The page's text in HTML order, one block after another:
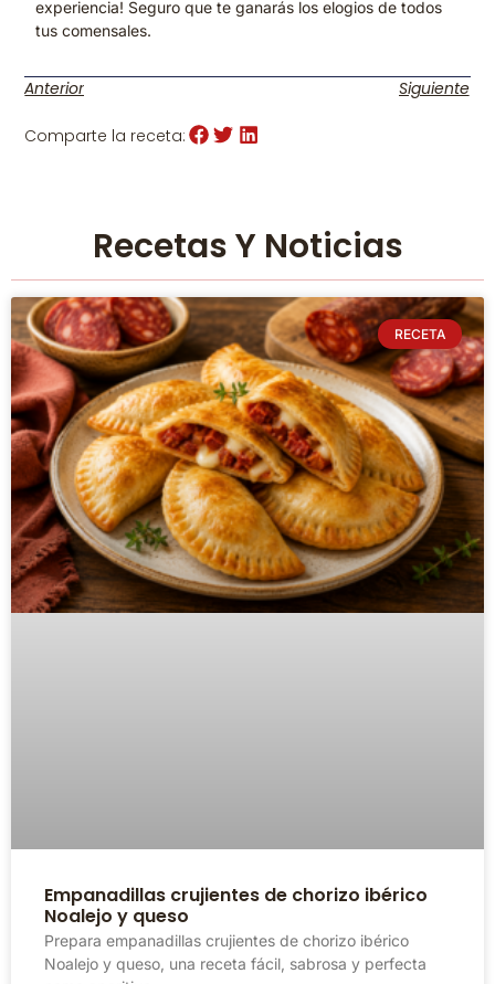
experiencia! Seguro que te ganarás los elogios de todos
tus comensales.
Anterior Siguiente
Comparte la receta:
Recetas Y Noticias
RECETA
Empanadillas crujientes de chorizo ibérico
Noalejo y queso
Prepara empanadillas crujientes de chorizo ibérico
Noalejo y queso, una receta fácil, sabrosa y perfecta